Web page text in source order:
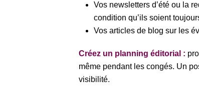
Vos newsletters d’été ou la
condition qu’ils soient
Vos articles de blog sur les
Créez un planning éditorial :
même pendant les congés. Un
visibilité.